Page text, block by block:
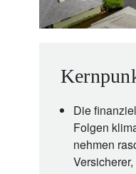
Die
Folgen
nehmen